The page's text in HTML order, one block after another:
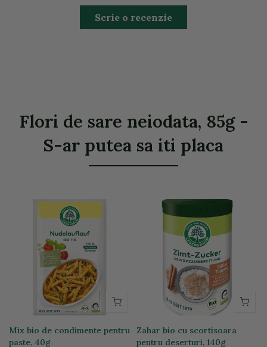
Scrie o recenzie
Flori de sare neiodata, 85g -
S-ar putea sa iti placa
Mix bio de condimente pentru
paste, 40g
Zahar bio cu scortisoara
pentru deserturi, 140g